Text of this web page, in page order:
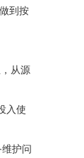
到按
从源
入使
护问